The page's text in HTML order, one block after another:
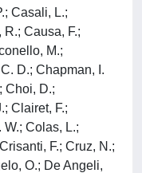
Casali, L.;
R.; Causa, F.;
M.;
D.; Chapman, I.
Choi, D.;
Clairet, F.;
Colas, L.;
F.; Cruz, N.;
O.; De Angeli,